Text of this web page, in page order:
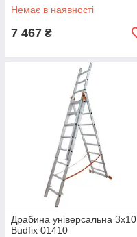
Немає в наявності
7 467 ₴
Драбина універсальна 3х10
Budfix 01410